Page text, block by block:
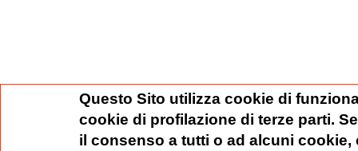
Questo Sito utilizza cookie di
cookie di profilazione di terze parti.
il consenso a tutti o ad alcuni